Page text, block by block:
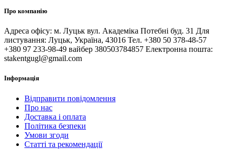
Про компанію
Адреса офісу: м. Луцьк вул. Академіка Потебні буд. 31 Для
листування: Луцьк, Україна, 43016 Тел. +380 50 378-48-57
+380 97 233-98-49 вайбер 380503784857 Електронна пошта:
stakentgugl@gmail.com
Інформація
Відправити повідомлення
Про нас
Доставка і оплата
Політика безпеки
Умови згоди
Статті та рекомендації